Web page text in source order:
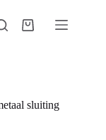
Winkelwagen
sluiting